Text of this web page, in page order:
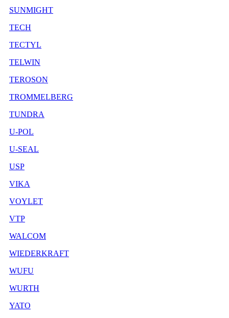
SUNMIGHT
TECH
TECTYL
TELWIN
TEROSON
TROMMELBERG
TUNDRA
U-POL
U-SEAL
USP
VIKA
VOYLET
VTP
WALCOM
WIEDERKRAFT
WUFU
WURTH
YATO